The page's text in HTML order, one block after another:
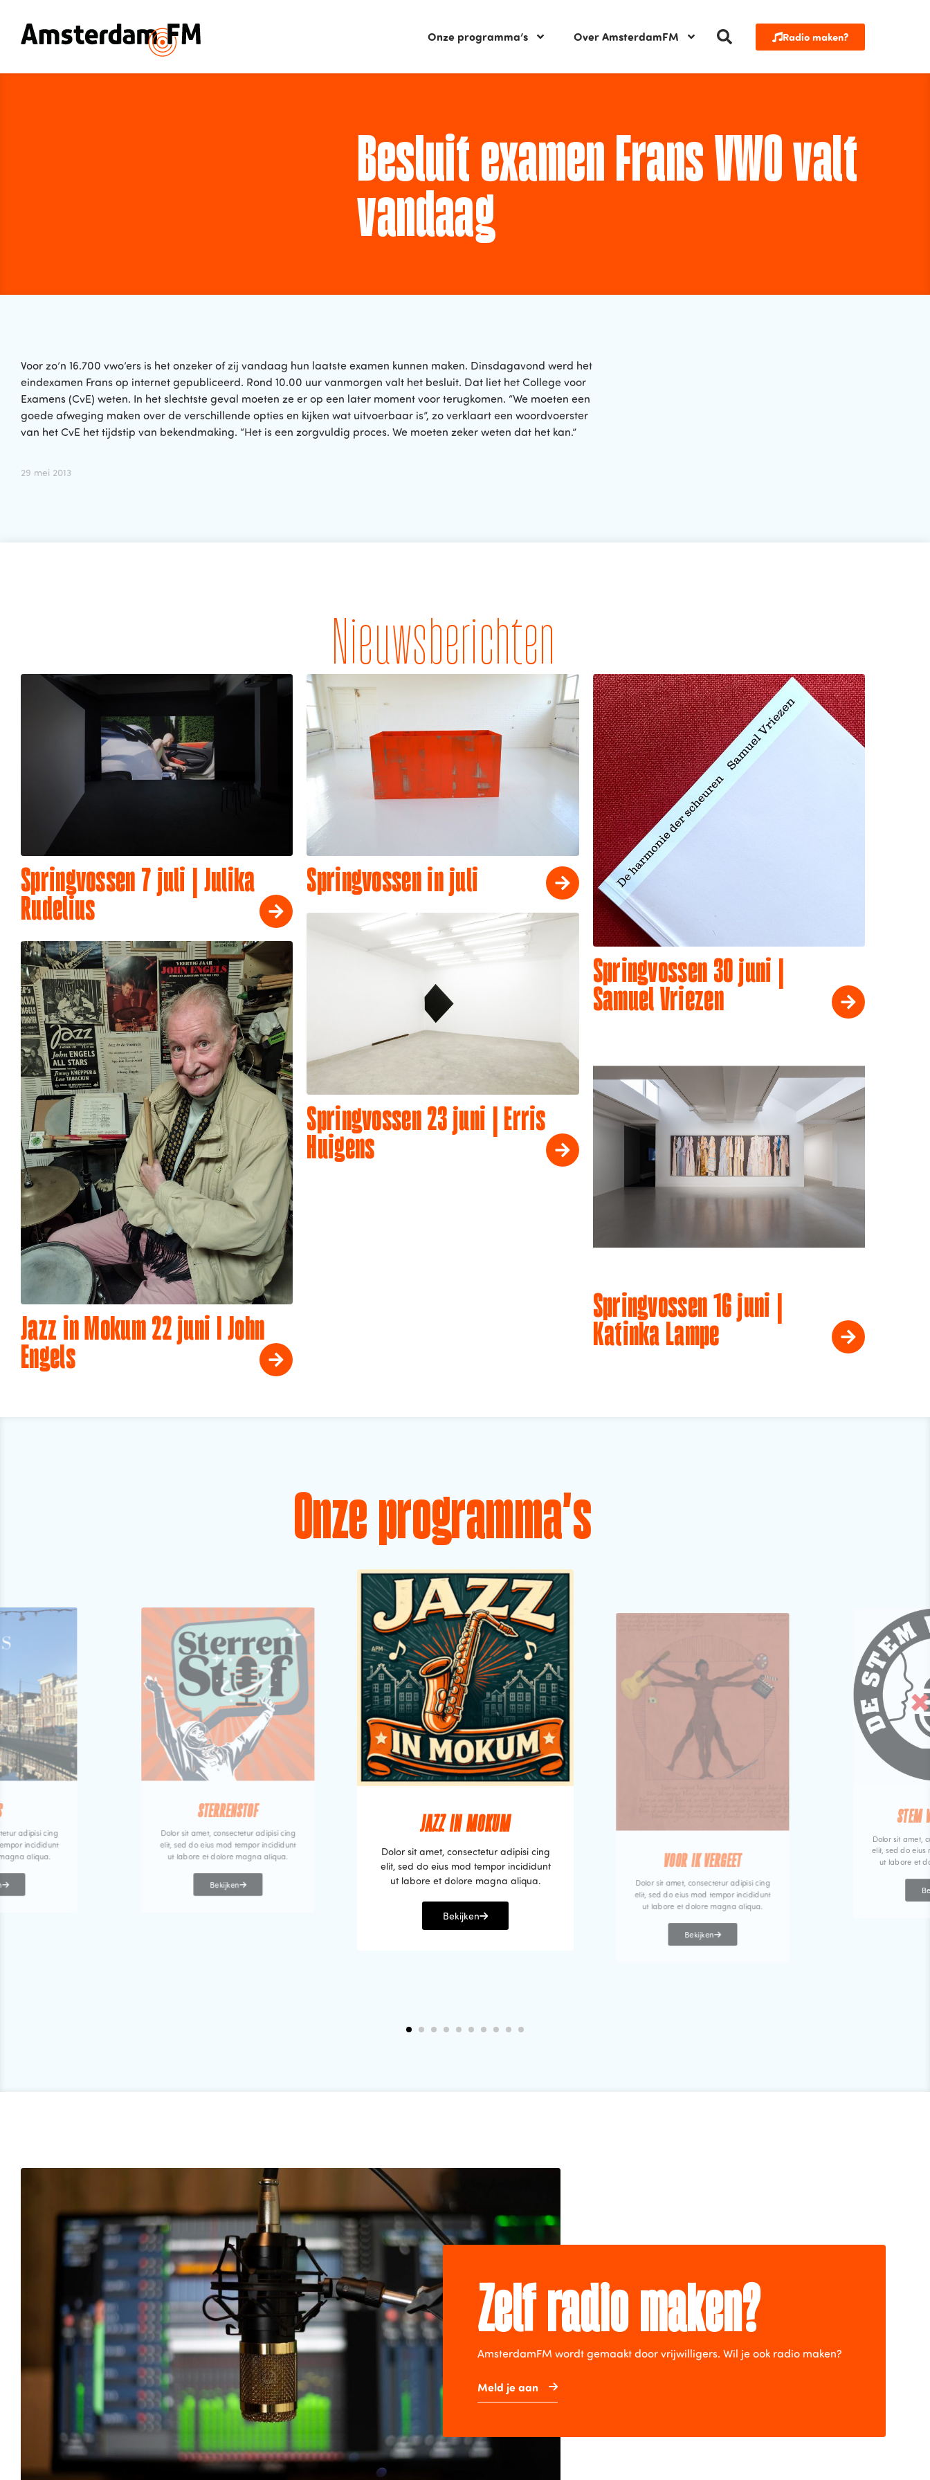
Onze programma’s Over AmsterdamFM Radio maken?
Besluit examen Frans VWO valt
vandaag
Voor zo’n 16.700 vwo’ers is het onzeker of zij vandaag hun laatste examen kunnen maken. Dinsdagavond werd het
eindexamen Frans op internet gepubliceerd. Rond 10.00 uur vanmorgen valt het besluit. Dat liet het College voor
Examens (CvE) weten. In het slechtste geval moeten ze er op een later moment voor terugkomen. “We moeten een
goede afweging maken over de verschillende opties en kijken wat uitvoerbaar is”, zo verklaart een woordvoerster
van het CvE het tijdstip van bekendmaking. “Het is een zorgvuldig proces. We moeten zeker weten dat het kan.”
29 mei 2013
Nieuwsberichten
Springvossen 7 juli | Julika
Rudelius
Springvossen in juli
Springvossen 30 juni |
Samuel Vriezen
Springvossen 23 juni | Erris
Huigens
Jazz in Mokum 22 juni I John
Engels
Springvossen 16 juni |
Katinka Lampe
Onze programma's
adipisi cing
incididunt
aliqua.
STERRENSTOF
Dolor sit amet, consectetur adipisi cing
elit, sed do eius mod tempor incididunt
ut labore et dolore magna aliqua.
Bekijken
JAZZ IN MOKUM
Dolor sit amet, consectetur adipisi cing
elit, sed do eius mod tempor incididunt
ut labore et dolore magna aliqua.
Bekijken
VOOR IK VERGEET
Dolor sit amet, consectetur adipisi cing
elit, sed do eius mod tempor incididunt
ut labore et dolore magna aliqua.
Bekijken
STEM
Dolor sit amet,
elit, sed do eius
ut labore et
Zelf radio maken?
AmsterdamFM wordt gemaakt door vrijwilligers. Wil je ook radio maken?
Meld je aan